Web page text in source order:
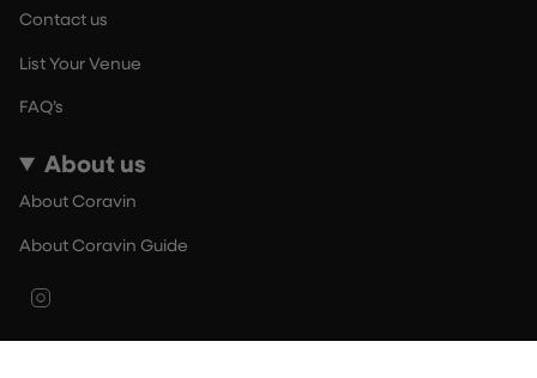
Contact us
List Your Venue
FAQ’s
About us
About Coravin
About Coravin Guide